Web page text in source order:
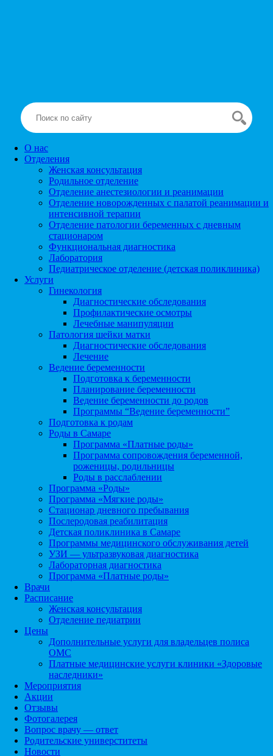
О нас
Отделения
Женская консультация
Родильное отделение
Отделение анестезиологии и реанимации
Отделение новорожденных с палатой реанимации и
интенсивной терапии
Отделение патологии беременных с дневным
стационаром
Функциональная диагностика
Лаборатория
Педиатрическое отделение (детская поликлиника)
Услуги
Гинекология
Диагностические обследования
Профилактические осмотры
Лечебные манипуляции
Патология шейки матки
Диагностические обследования
Лечение
Ведение беременности
Подготовка к беременности
Планирование беременности
Ведение беременности до родов
Программы “Ведение беременности”
Подготовка к родам
Роды в Самаре
Программа «Платные роды»
Программа сопровождения беременной,
роженицы, родильницы
Роды в расслаблении
Программа «Роды»
Программа «Мягкие роды»
Стационар дневного пребывания
Послеродовая реабилитация
Детская поликлиника в Самаре
Программы медицинского обслуживания детей
УЗИ — ультразвуковая диагностика
Лабораторная диагностика
Программа «Платные роды»
Врачи
Расписание
Женская консультация
Отделение педиатрии
Цены
Дополнительные услуги для владельцев полиса
ОМС
Платные медицинские услуги клиники «Здоровые
наследники»
Мероприятия
Акции
Отзывы
Фотогалерея
Вопрос врачу — ответ
Родительские универститеты
Новости